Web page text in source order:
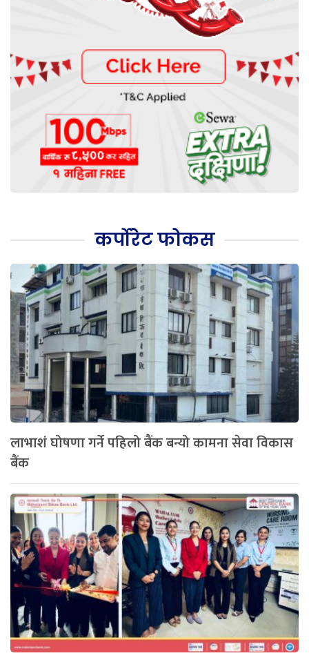
कर्पोरेट फोकस
लाभाशं घोषणा गर्ने पहिलो बैंक बन्यो कामना सेवा विकास
बैंक